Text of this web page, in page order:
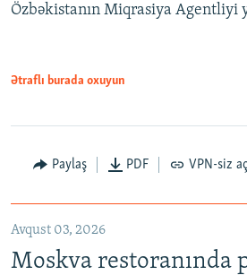
Özbəkistanın Miqrasiya Agentliyi
Ətraflı burada oxuyun
Paylaş PDF VPN-siz
Avqust 03, 2026
Moskva restoranında